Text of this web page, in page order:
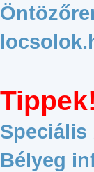
Tippek!
Speciális
Bélyeg